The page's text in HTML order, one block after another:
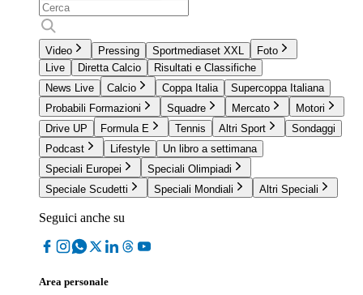
Video Pressing Sportmediaset XXL
Foto
Live
Diretta Calcio
Risultati e Classifiche
News Live
Calcio Coppa Italia
Supercoppa Italiana
Probabili Formazioni
Squadre Mercato
Motori
Drive UP
Formula E Tennis Altri Sport
Sondaggi
Podcast
Lifestyle
Un libro a settimana
Speciali Europei
Speciali Olimpiadi
Speciale Scudetti
Speciali Mondiali Altri Speciali
Seguici anche su
Area personale